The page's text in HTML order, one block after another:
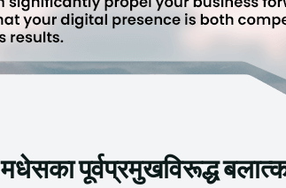
मधेसका पूर्वप्रमुखविरूद्ध